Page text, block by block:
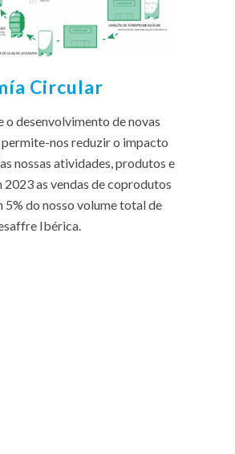
Circular
o desenvolvimento de novas
nos reduzir o impacto
nossas atividades, produtos e
2023 as vendas de coprodutos
5% do nosso volume total de
Ibérica.